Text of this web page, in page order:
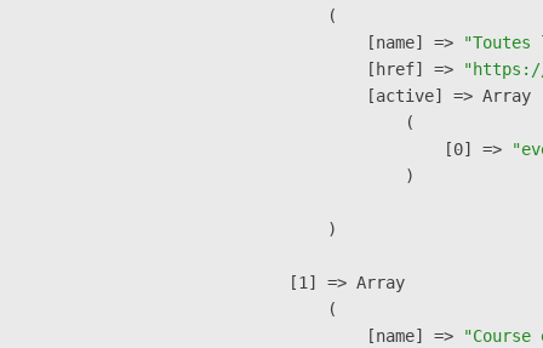
        (
            [name] =>
            [href] =>
            [active] => Array
                (
                    [0] =>
                )
        )
    [1] => Array
        (
            [name] =>